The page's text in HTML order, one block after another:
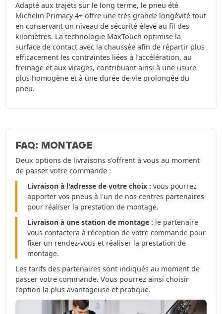
Adapté aux trajets sur le long terme, le pneu été
Michelin Primacy 4+ offre une très grande longévité tout
en conservant un niveau de sécurité élevé au fil des
kilomètres. La technologie MaxTouch optimise la
surface de contact avec la chaussée afin de répartir plus
efficacement les contraintes liées à l’accélération, au
freinage et aux virages, contribuant ainsi à une usure
plus homogène et à une durée de vie prolongée du
pneu.
FAQ: MONTAGE
Deux options de livraisons s'offrent à vous au moment
de passer votre commande :
Livraison à l'adresse de votre choix : vous pourrez
apporter vos pneus à l'un de nos centres partenaires
pour réaliser la prestation de montage.
Livraison à une station de montage : le partenaire
vous contactera à réception de votre commande pour
fixer un rendez-vous et réaliser la prestation de
montage.
Les tarifs des partenaires sont indiqués au moment de
passer votre commande. Vous pourrez ainsi choisir
l’option la plus avantageuse et pratique.